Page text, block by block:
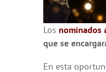
Los nominados
que se
En esta